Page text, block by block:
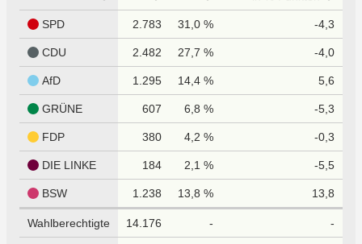
SPD 2.783 31,0 % -4,3
CDU 2.482 27,7 % -4,0
AfD 1.295 14,4 % 5,6
GRÜNE 607 6,8 % -5,3
FDP 380 4,2 % -0,3
DIE LINKE 184 2,1 % -5,5
BSW 1.238 13,8 % 13,8
Wahlberechtigte 14.176 - -